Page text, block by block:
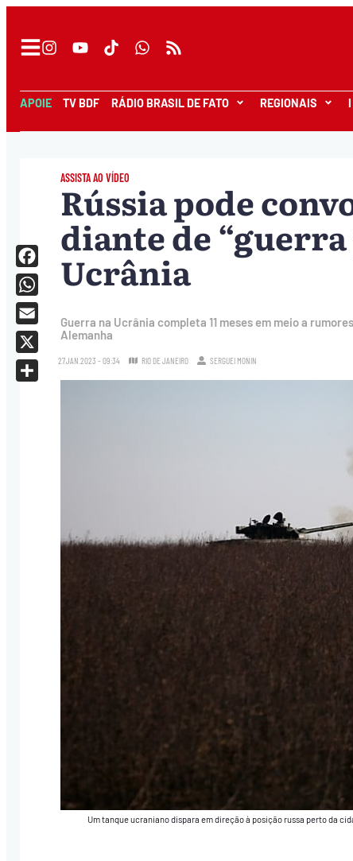
APOIE TV BDF RÁDIO BRASIL DE FATO REGIONAIS I
ASSISTA AO VÍDEO
Rússia pode
diante de
Ucrânia
Guerra na Ucrânia completa 11 meses em meio a
Alemanha
27.JAN.2023 - 09:34 RIO DE JANEIRO SERGUEI MONIN
Um tanque ucraniano dispara em direção à posição russa perto da
Facebook
WhatsApp
Email
X